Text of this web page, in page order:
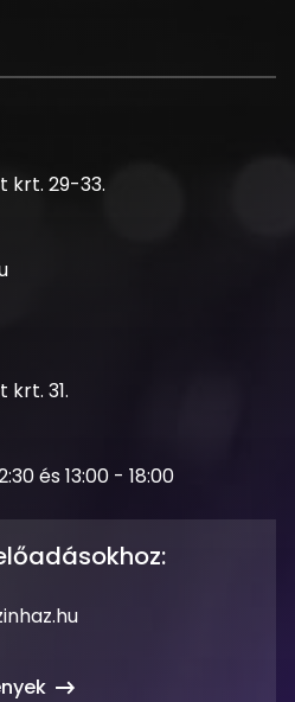
krt. 29-33.
krt. 31.
és 13:00 - 18:00